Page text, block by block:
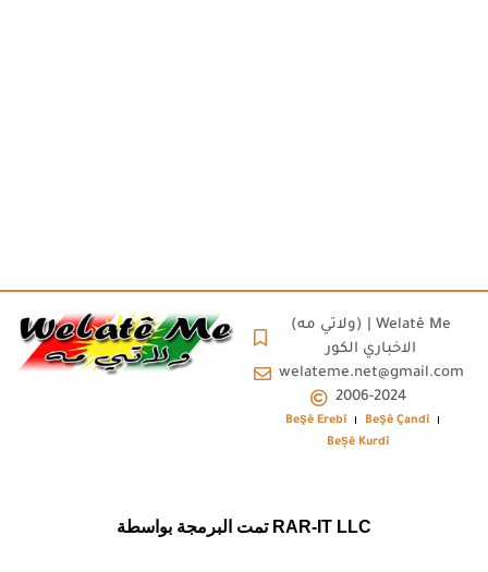
(ولاتي مه) | Welatê Me
الاخباري الكور
welateme.net@gmail.com
2006-2024
Beşê Erebî
Beşê Çandî
Beșê Kurdî
تمت البرمجة بواسطة RAR-IT LLC